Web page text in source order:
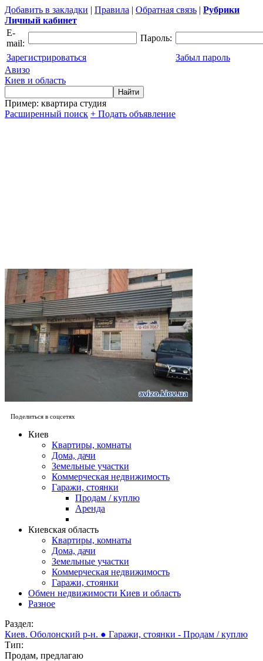
Добавить в закладки | Правила | Обратная связь | Рубрики
Личный кабинет
E-
mail:
Пароль:
Зарегистрироваться
Забыл пароль
Авизо
Киев и область
Пример: квартира студия
Расширенный поиск + Подать объявление
Поделиться в соцсетях
Киев
Квартиры, комнаты
Дома, дачи
Земельные участки
Коммерческая недвижимость
Гаражи, стоянки
Продам / куплю
Аренда
Киевская область
Квартиры, комнаты
Дома, дачи
Земельные участки
Коммерческая недвижимость
Гаражи, стоянки
Обмен недвижимости Киев и область
Разное
Раздел:
Киев. Оболонский р-н. ● Гаражи, стоянки - Продам / куплю
Тип:
Продам, предлагаю